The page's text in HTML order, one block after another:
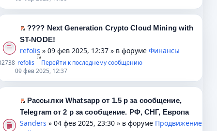
ю
о
б
е
н
и
ю
н
о
с
о
о
б
щ
н
и
ю
о
ч
а
н
н
о
м
с
о
о
м
у
е
п
р
о
ч
и
а
н
н
т
и
к
е
р
в
о
м
н
е
п
П
е
р
е
й
т
и
п
е
???? Next Generation Crypto Cloud Mining with
ST-NODE!
refolis » 09 фев 2025, 12:37 » в форуме Финансы
2738 refolis
Перейти к последнему сообщению
09 фев 2025, 12:37
П
р
Рассылки Whatsapp от 1.5 р за сообщение,
Telegram от 2 р за сообщение. РФ, СНГ, Европа
Sanders » 04 фев 2025, 23:30 » в форуме Продвижение